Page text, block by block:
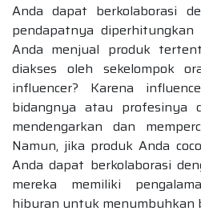
Anda dapat berkolaborasi
pendapatnya
Anda menjual produk
diakses oleh sekelompok
influencer? Karena
bidangnya atau profesinya
mendengarkan dan
Namun, jika produk Anda
Anda dapat berkolaborasi
mereka memiliki
hiburan untuk menumbuhkan